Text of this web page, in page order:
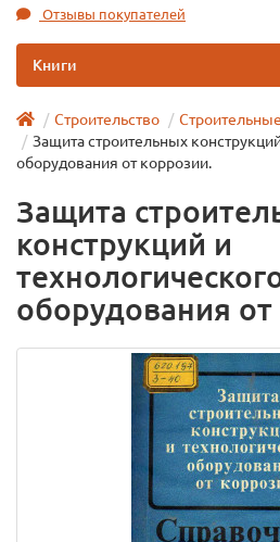
Отзывы покупателей
Книги
Строительство
Защита строительных
оборудования от коррозии.
Защита
конструкций и
оборудования